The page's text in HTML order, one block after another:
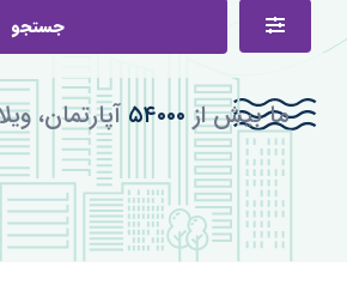
از۵۴۰۰۰آپارتمان، ویلا و زمین